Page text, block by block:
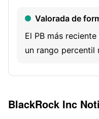
Valorada de
El PB más
un rango percentil
Las tenencias
BlackRock Inc